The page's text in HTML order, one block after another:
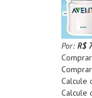
Por: R$
Comprar
Comprar
Calcule
Calcule